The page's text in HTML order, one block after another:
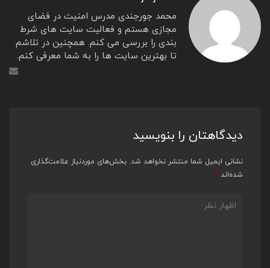
محمد جورجندی مدرس امنیت در فضای
مجازی هستم و فعالیت سایت های شرط
بندی را بررسی می کنم. همچنین در تلاشم
تا بهترین سایت ها را به شما معرفی کنم.
دیدگاهتان را بنویسید
نشانی ایمیل شما منتشر نخواهد شد. بخش‌های موردنیاز علامت‌گذاری
شده‌اند *